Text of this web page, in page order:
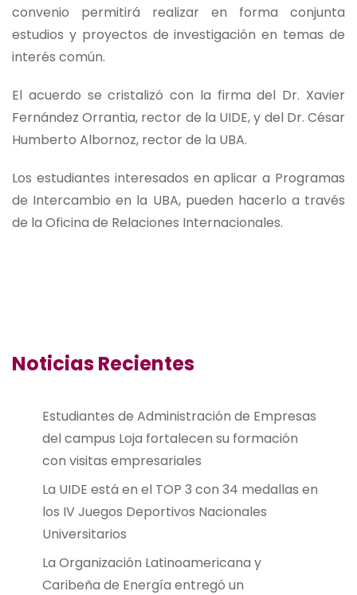
convenio permitirá realizar en forma conjunta
estudios y proyectos de investigación en temas de
interés común.
El acuerdo se cristalizó con la firma del Dr. Xavier
Fernández Orrantia, rector de la UIDE, y del Dr. César
Humberto Albornoz, rector de la UBA.
Los estudiantes interesados en aplicar a Programas
de Intercambio en la UBA, pueden hacerlo a través
de la Oficina de Relaciones Internacionales.
Noticias Recientes
Estudiantes de Administración de Empresas
del campus Loja fortalecen su formación
con visitas empresariales
La UIDE está en el TOP 3 con 34 medallas en
los IV Juegos Deportivos Nacionales
Universitarios
La Organización Latinoamericana y
Caribeña de Energía entregó un